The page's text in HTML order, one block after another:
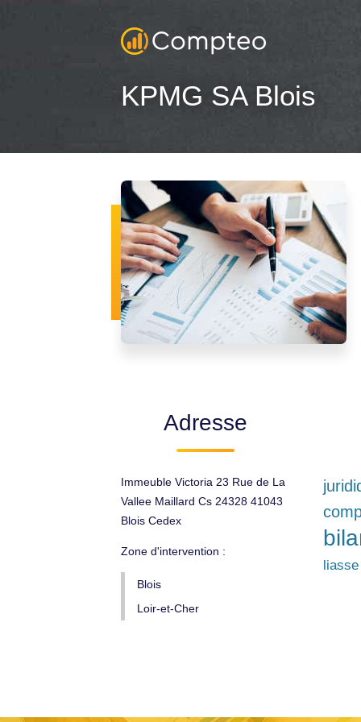
KPMG SA Blois
Adresse
Immeuble Victoria 23 Rue de La
Vallee Maillard Cs 24328 41043
Blois Cedex
Zone d'intervention :
Blois
Loir-et-Cher